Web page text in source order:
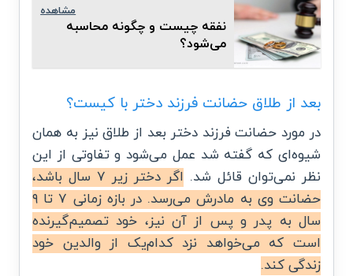
مشاهده
نفقه چیست و چگونه محاسبه
می‌شود؟
بعد از طلاق حضانت فرزند دختر با کیست؟
در مورد حضانت فرزند دختر بعد از طلاق نیز به همان
شیوه‌ای که گفته شد عمل می‌شود و تفاوتی از این
نظر نمی‌توان قائل شد.
اگر دختر زیر ۷ سال باشد،
حضانت وی به مادرش می‌رسد. در بازه زمانی ۷ تا ۹
سال به پدر و پس از آن نیز، خود تصمیم‌گیرنده
است که می‌خواهد نزد کدام‌یک از والدین خود
زندگی کند.